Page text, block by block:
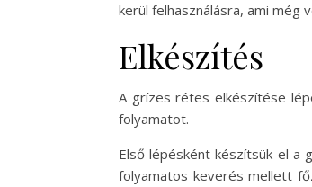
kerül felhasználásra, ami még
Elkészítés
A grízes rétes elkészítése
folyamatot.
Első lépésként készítsük el a
folyamatos keverés mellett